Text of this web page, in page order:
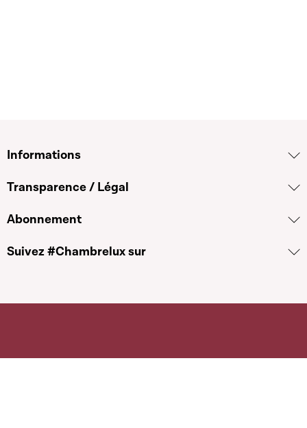
Informations
Transparence / Légal
Abonnement
Suivez #Chambrelux sur